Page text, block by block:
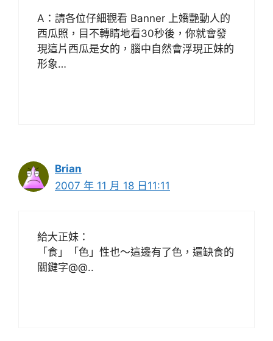
A：請各位仔細觀看 Banner 上嬌艷動人的
西瓜照，目不轉睛地看30秒後，你就會發
現這片西瓜是女的，腦中自然會浮現正妹的
形象…
Brian
2007 年 11 月 18 日11:11
給大正妹：
「食」「色」性也～這邊有了色，還缺食的
關鍵字@@..